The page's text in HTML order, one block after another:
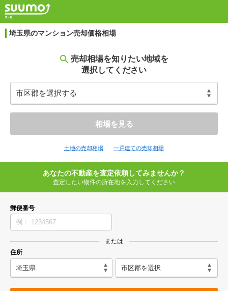
埼玉県のマンション売却価格相場
売却相場を知りたい地域を
選択してください
相場を見る
土地の売却相場 一戸建ての売却相場
あなたの不動産を査定依頼してみませんか？
査定したい物件の所在地を入力してください
郵便番号
または
住所